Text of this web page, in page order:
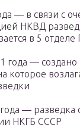
— в связи с
НКВД
в 5
года — создано
которое
— разведка
НКГБ СССР